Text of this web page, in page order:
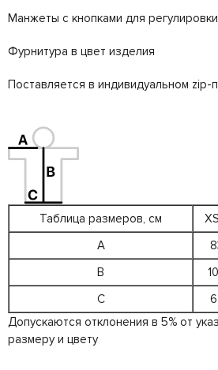
Манжеты с кнопками для
Фурнитура в цвет изделия
Поставляется в индивидуальном zip-
Таблица размеров, см
A
B
C
Допускаются отклонения в 5% от
размеру и цвету